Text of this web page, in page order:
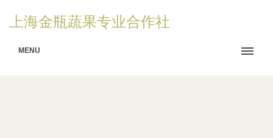
上海金瓶蔬果专业合作社
MENU